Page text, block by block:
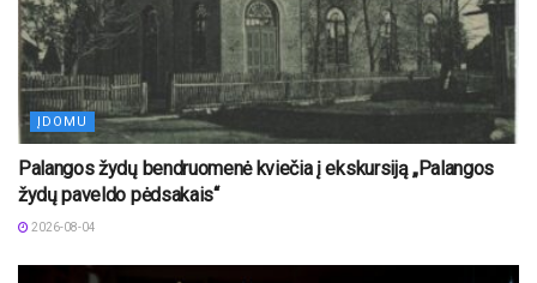
ĮDOMU
Palangos žydų bendruomenė kviečia į ekskursiją „Palangos
žydų paveldo pėdsakais“
2026-08-04